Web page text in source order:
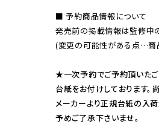
■ 予約商品情報について
発売前の掲載情報は監修中
(変更の可能性がある点…商
★一次予約でご予約頂いたご
台紙をお付けしております。
メーカーより正規台紙の入
予めご了承下さいませ。